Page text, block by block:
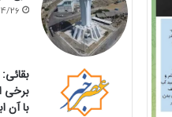
26
برخی
با آن